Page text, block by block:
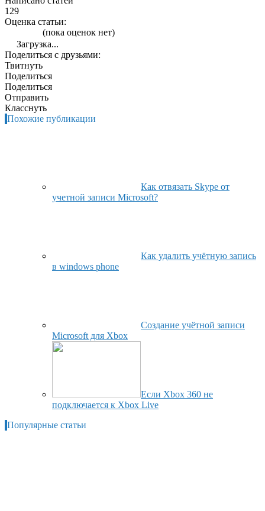
129
Оценка статьи:
(пока оценок нет)
Загрузка...
Поделиться с друзьями:
Твитнуть
Поделиться
Поделиться
Отправить
Класснуть
Похожие публикации
Как отвязать Skype от
учетной записи Microsoft?
Как удалить учётную запись
в windows phone
Создание учётной записи
Microsoft для Xbox
Если Xbox 360 не
подключается к Xbox Live
Популярные статьи